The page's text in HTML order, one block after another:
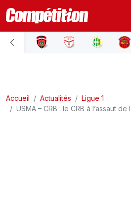
ACCUEIL
LIGUE 2
Accueil Actualités
Ligue 1
USMA – CRB : le CRB à l’assaut